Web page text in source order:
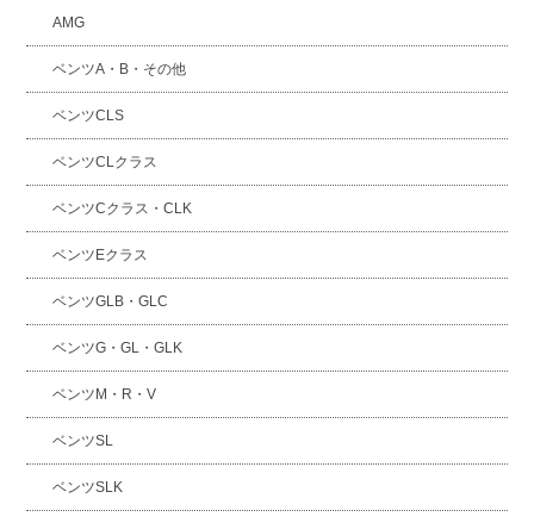
AMG
ベンツA・B・その他
ベンツCLS
ベンツCLクラス
ベンツCクラス・CLK
ベンツEクラス
ベンツGLB・GLC
ベンツG・GL・GLK
ベンツM・R・V
ベンツSL
ベンツSLK